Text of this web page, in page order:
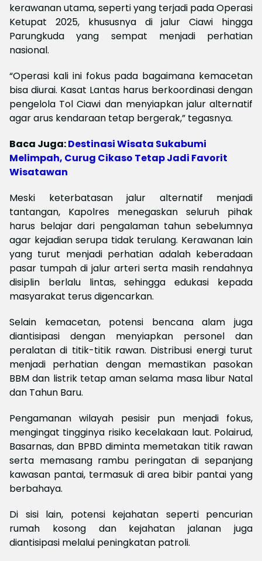
kerawanan utama, seperti yang terjadi pada Operasi
Ketupat 2025, khususnya di jalur Ciawi hingga
Parungkuda yang sempat menjadi perhatian
nasional.
“Operasi kali ini fokus pada bagaimana kemacetan
bisa diurai. Kasat Lantas harus berkoordinasi dengan
pengelola Tol Ciawi dan menyiapkan jalur alternatif
agar arus kendaraan tetap bergerak,” tegasnya.
Baca Juga:Destinasi Wisata Sukabumi
Melimpah, Curug Cikaso Tetap Jadi Favorit
Wisatawan
Meski keterbatasan jalur alternatif menjadi
tantangan, Kapolres menegaskan seluruh pihak
harus belajar dari pengalaman tahun sebelumnya
agar kejadian serupa tidak terulang. Kerawanan lain
yang turut menjadi perhatian adalah keberadaan
pasar tumpah di jalur arteri serta masih rendahnya
disiplin berlalu lintas, sehingga edukasi kepada
masyarakat terus digencarkan.
Selain kemacetan, potensi bencana alam juga
diantisipasi dengan menyiapkan personel dan
peralatan di titik-titik rawan. Distribusi energi turut
menjadi perhatian dengan memastikan pasokan
BBM dan listrik tetap aman selama masa libur Natal
dan Tahun Baru.
Pengamanan wilayah pesisir pun menjadi fokus,
mengingat tingginya risiko kecelakaan laut. Polairud,
Basarnas, dan BPBD diminta memetakan titik rawan
serta memasang rambu peringatan di sepanjang
kawasan pantai, termasuk di area bibir pantai yang
berbahaya.
Di sisi lain, potensi kejahatan seperti pencurian
rumah kosong dan kejahatan jalanan juga
diantisipasi melalui peningkatan patroli.